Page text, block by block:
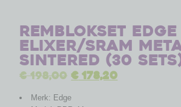
Remblokset
Elixer/Sram
sintered (30
€198,00 €178,20
Merk: Edge